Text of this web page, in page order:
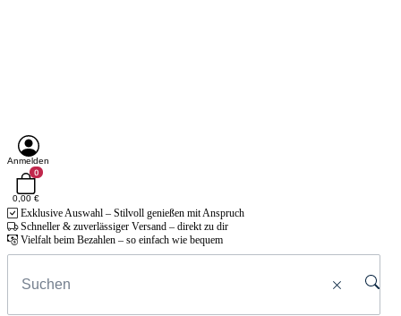
Anmelden
0
0,00 €
Exklusive Auswahl – Stilvoll genießen mit Anspruch
Schneller & zuverlässiger Versand – direkt zu dir
Vielfalt beim Bezahlen – so einfach wie bequem